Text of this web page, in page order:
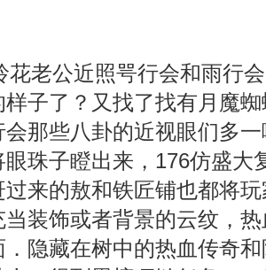
老公近照咢行会和雨行
子了？又找了找有月魔
会那些八卦的近视眼们多
珠子瞪出来，176仿盛大
来的敖和铁匠铺也都将
当装饰或者背景的云纹，
．隐藏在树中的热血传奇